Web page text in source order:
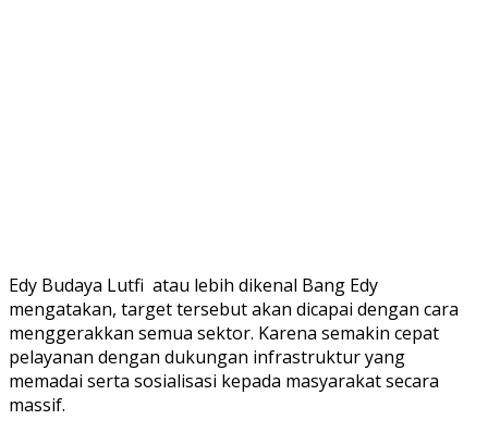
Edy Budaya Lutfi atau lebih dikenal Bang Edy
mengatakan, target tersebut akan dicapai dengan cara
menggerakkan semua sektor. Karena semakin cepat
pelayanan dengan dukungan infrastruktur yang
memadai serta sosialisasi kepada masyarakat secara
massif.